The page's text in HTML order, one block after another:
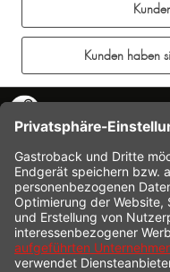
Kunden haben
SERVICE HOTLINE
INFORMATION